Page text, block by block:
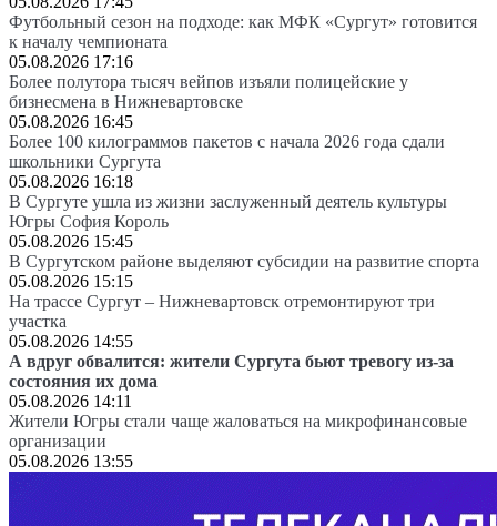
Футбольный сезон на подходе: как МФК «Сургут» готовится
к началу чемпионата
05.08.2026 17:16
Более полутора тысяч вейпов изъяли полицейские у
бизнесмена в Нижневартовске
05.08.2026 16:45
Более 100 килограммов пакетов с начала 2026 года сдали
школьники Сургута
05.08.2026 16:18
В Сургуте ушла из жизни заслуженный деятель культуры
Югры София Король
05.08.2026 15:45
В Сургутском районе выделяют субсидии на развитие спорта
05.08.2026 15:15
На трассе Сургут – Нижневартовск отремонтируют три
участка
05.08.2026 14:55
А вдруг обвалится: жители Сургута бьют тревогу из-за
состояния их дома
05.08.2026 14:11
Жители Югры стали чаще жаловаться на микрофинансовые
организации
05.08.2026 13:55